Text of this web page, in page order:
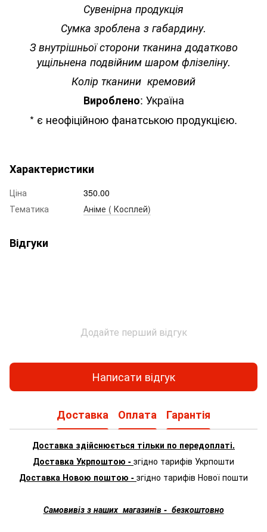
Сувенірна продукція
Сумка зроблена з габардину.
З внутрішньої сторони тканина додатково
ущільнена подвійним шаром флізеліну.
Колір тканини кремовий
Вироблено: Україна
* є неофіційною фанатською продукцією.
Характеристики
Ціна
350.00
Тематика
Аніме ( Косплей)
Відгуки
Додайте перший відгук
Написати відгук
Доставка Оплата Гарантія
Доставка здійснюється тільки по передоплаті.
Доставка Укрпоштою - згідно тарифів Укрпошти
Доставка Новою поштою - згідно тарифів Нової пошти
Самовивіз з наших магазинів - безкоштовно